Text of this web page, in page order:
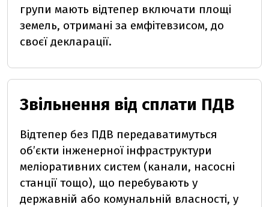
групи мають відтепер включати площі
земель, отримані за емфітевзисом, до
своєї декларації.
Звільнення від сплати ПДВ
Відтепер без ПДВ передаватимуться
об’єкти інженерної інфраструктури
меліоративних систем (канали, насосні
станції тощо), що перебувають у
державній або комунальній власності, у